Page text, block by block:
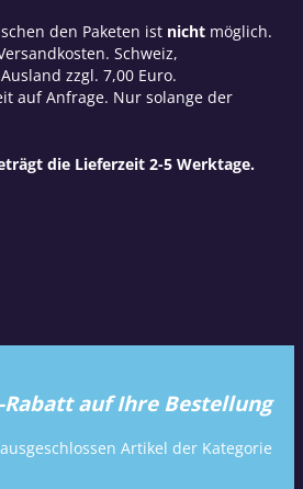
den Paketen ist nichtmöglich.
Schweiz,
zzgl. 7,00 Euro.
auf Anfrage. Nur solange der
die Lieferzeit 2-5 Werktage.
Rabatt auf Ihre Bestellung
Artikel der Kategorie